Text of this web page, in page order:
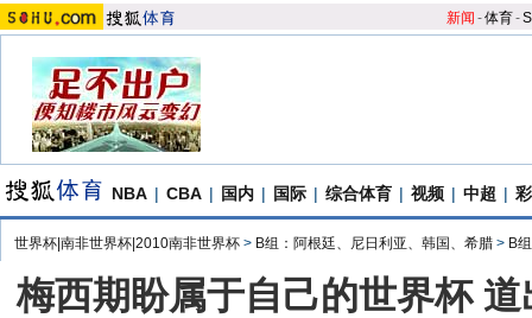
新闻 -体育-S
NBA | CBA | 国内 | 国际 | 综合体育 | 视频 | 中超 |
世界杯|南非世界杯|2010南非世界杯 > B组：阿根廷、尼日利亚、韩国、希腊 > B
梅西期盼属于自己的世界杯